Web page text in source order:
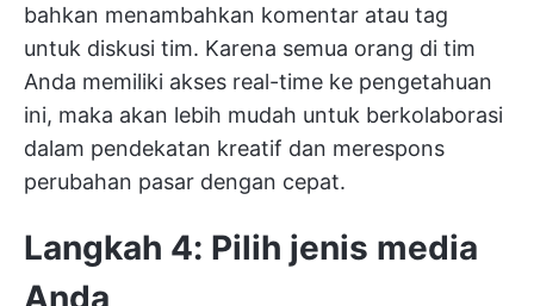
bahkan menambahkan komentar atau tag
untuk diskusi tim. Karena semua orang di tim
Anda memiliki akses real-time ke pengetahuan
ini, maka akan lebih mudah untuk berkolaborasi
dalam pendekatan kreatif dan merespons
perubahan pasar dengan cepat.
Langkah 4: Pilih jenis media
Anda